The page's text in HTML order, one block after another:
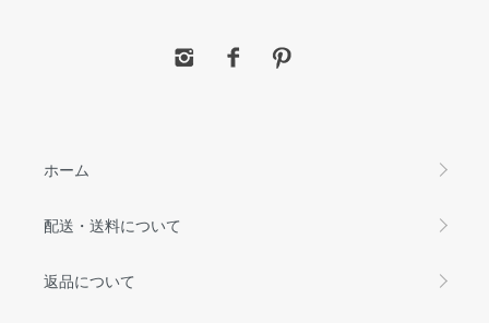
ホーム
配送・送料について
返品について